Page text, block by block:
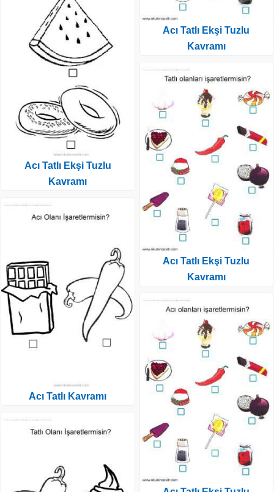
Acı Tatlı Ekşi Tuzlu
Kavramı
Acı Tatlı Kavramı
Acı Tatlı Ekşi Tuzlu
Kavramı
Acı Tatlı Ekşi Tuzlu
Kavramı